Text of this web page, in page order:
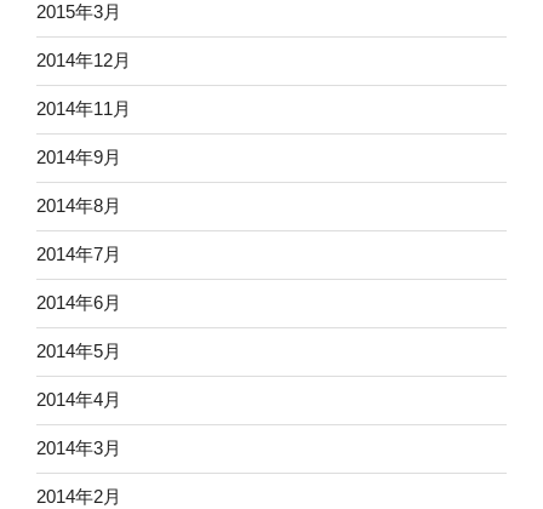
2015年3月
2014年12月
2014年11月
2014年9月
2014年8月
2014年7月
2014年6月
2014年5月
2014年4月
2014年3月
2014年2月